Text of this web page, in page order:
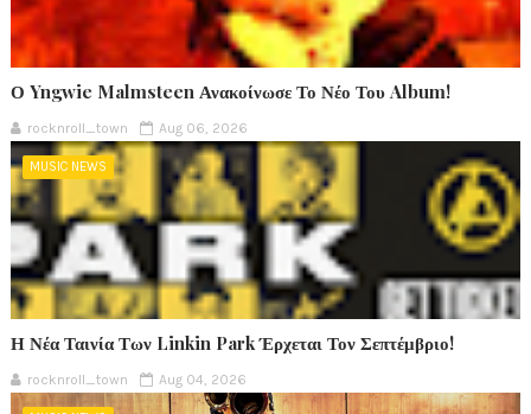
Ο Yngwie Malmsteen Ανακοίνωσε Το Νέο Του Album!
rocknroll_town Aug 06, 2026
MUSIC NEWS
Η Νέα Ταινία Των Linkin Park Έρχεται Τον Σεπτέμβριο!
rocknroll_town Aug 04, 2026